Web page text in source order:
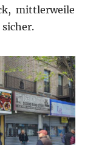
mittlerweile